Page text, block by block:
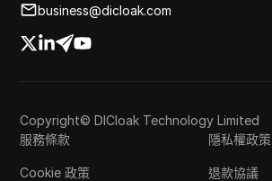
business@dicloak.com
Copyright© DICloak Technology Limited
服務條款
隱私權政策
Cookie 政策 退款協議